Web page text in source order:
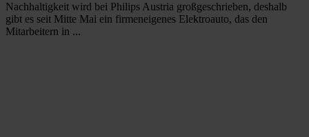
Nachhaltigkeit wird bei Philips Austria großgeschrieben, deshalb
gibt es seit Mitte Mai ein firmeneigenes Elektroauto, das den
Mitarbeitern in ...